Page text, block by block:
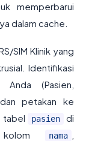
memperbarui
dalam cache.
SIM Klinik yang
Identifikasi
(Pasien,
petakan ke
tabel
pasien
di
kolom
nama